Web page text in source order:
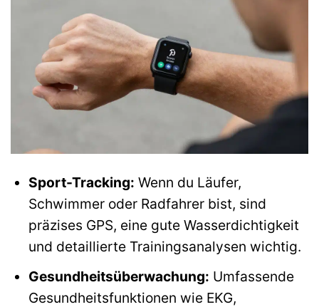
Sport-Tracking: Wenn du Läufer,
Schwimmer oder Radfahrer bist, sind
präzises GPS, eine gute Wasserdichtigkeit
und detaillierte Trainingsanalysen wichtig.
Gesundheitsüberwachung: Umfassende
Gesundheitsfunktionen wie EKG,